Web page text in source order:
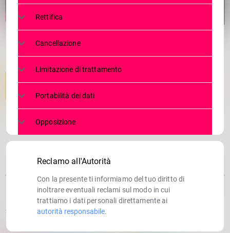
SCRITTO DA:RADIOTSN
Rettifica
Cancellazione
Limitazione di trattamento
Portabilità dei dati
Opposizione
Reclamo all'Autorità
Con la presente ti informiamo del tuo diritto di
inoltrare eventuali reclami sul modo in cui
trattiamo i dati personali direttamente ai
autorità responsabile.